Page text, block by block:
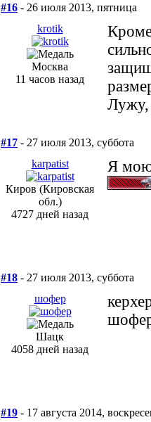
#16 - 26 июля 2013, пятница
krotik
Москва
11 часов назад
#17 - 27 июля 2013, суббота
karpatist
Киров (Кировская
обл.)
4727 дней назад
Я мою
#18 - 27 июля 2013, суббота
шофер
Шацк
4058 дней назад
#19 - 17 августа 2014,